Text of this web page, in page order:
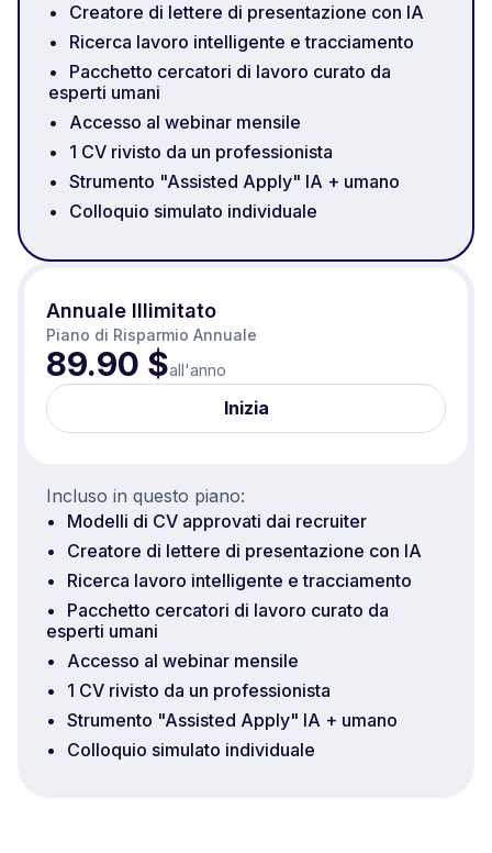
Creatore di lettere di presentazione con IA
Ricerca lavoro intelligente e tracciamento
Pacchetto cercatori di lavoro curato da
esperti umani
Accesso al webinar mensile
1 CV rivisto da un professionista
Strumento "Assisted Apply" IA + umano
Colloquio simulato individuale
Annuale Illimitato
Piano di Risparmio Annuale
89.90 $all'anno
Inizia
Incluso in questo piano:
Modelli di CV approvati dai recruiter
Creatore di lettere di presentazione con IA
Ricerca lavoro intelligente e tracciamento
Pacchetto cercatori di lavoro curato da
esperti umani
Accesso al webinar mensile
1 CV rivisto da un professionista
Strumento "Assisted Apply" IA + umano
Colloquio simulato individuale